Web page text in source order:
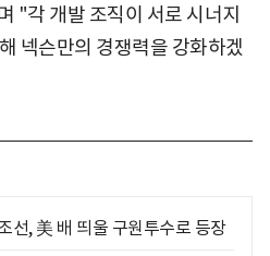
"각 개발 조직이 서로 시너지
넥슨만의 경쟁력을 강화하겠
, 美 배 띄울 구원투수로 등장